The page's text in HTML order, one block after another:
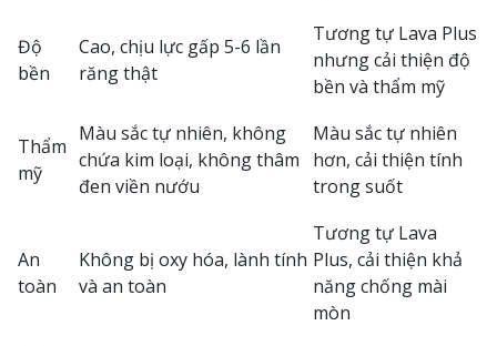
Độ
bền
Cao, chịu lực gấp 5-6 lần
răng thật
Tương tự Lava Plus
nhưng cải thiện độ
bền và thẩm mỹ
Thẩm
mỹ
Màu sắc tự nhiên, không
chứa kim loại, không thâm
đen viền nướu
Màu sắc tự nhiên
hơn, cải thiện tính
trong suốt
An
toàn
Không bị oxy hóa, lành tính
và an toàn
Tương tự Lava
Plus, cải thiện khả
năng chống mài
mòn